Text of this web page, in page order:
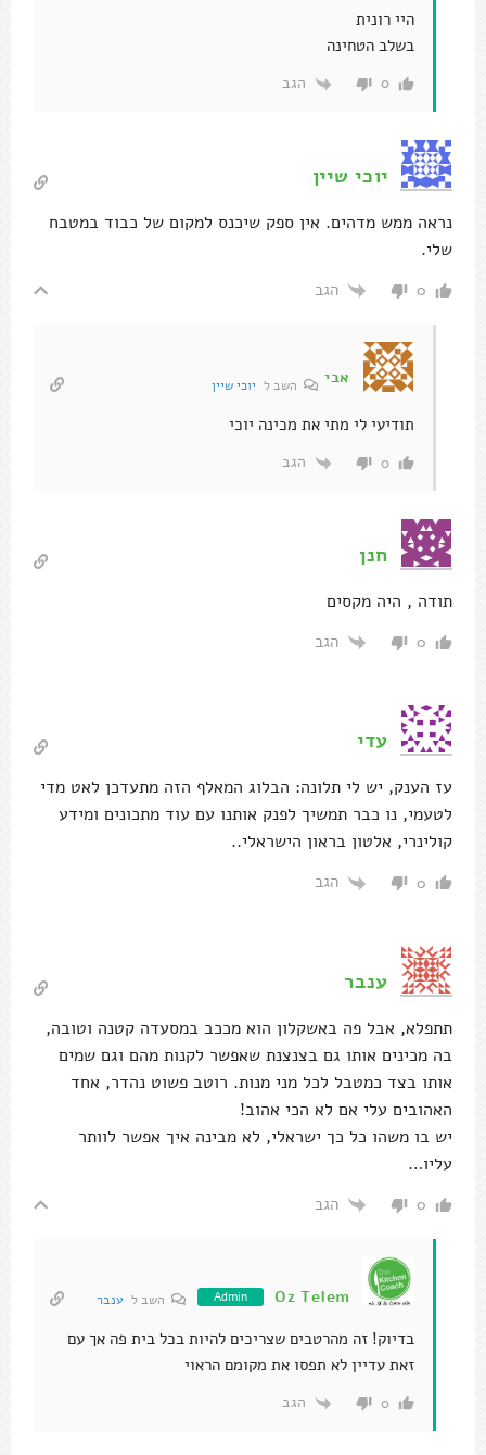
היי רונית
בשלב הטחינה
0 הגב
יוכי שיין
נראה ממש מדהים. אין ספק שיכנס למקום של כבוד במטבח
שלי.
0 הגב
אבי השב ל יוכי שיין
תודיעי לי מתי את מכינה יוכי
0 הגב
חנן
תודה , היה מקסים
0 הגב
עדי
עז הענק, יש לי תלונה: הבלוג המאלף הזה מתעדכן לאט מדי
לטעמי, נו כבר תמשיך לפנק אותנו עם עוד מתכונים ומידע
קולינרי, אלטון בראון הישראלי..
0 הגב
ענבר
תתפלא, אבל פה באשקלון הוא מככב במסעדה קטנה וטובה,
בה מכינים אותו גם בצנצנת שאפשר לקנות מהם וגם שמים
אותו בצד כמטבל לכל מני מנות. רוטב פשוט נהדר, אחד
האהובים עלי אם לא הכי אהוב!
יש בו משהו כל כך ישראלי, לא מבינה איך אפשר לוותר
עליו…
0 הגב
Oz Telem
Admin השב ל ענבר
בדיוק! זה מהרטבים שצריכים להיות בכל בית פה אך עם
זאת עדיין לא תפסו את מקומם הראוי
0 הגב